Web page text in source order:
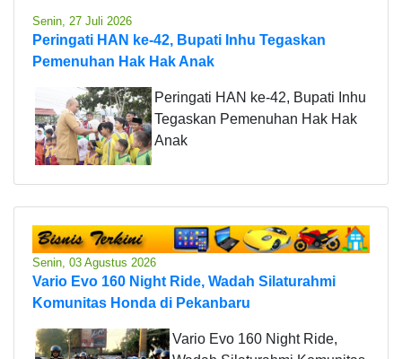
Senin, 27 Juli 2026
Peringati HAN ke-42, Bupati Inhu Tegaskan
Pemenuhan Hak Hak Anak
Peringati HAN ke-42, Bupati Inhu
Tegaskan Pemenuhan Hak Hak
Anak
Senin, 03 Agustus 2026
Vario Evo 160 Night Ride, Wadah Silaturahmi
Komunitas Honda di Pekanbaru
Vario Evo 160 Night Ride,